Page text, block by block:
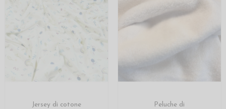
Jersey di cotone
Peluche di